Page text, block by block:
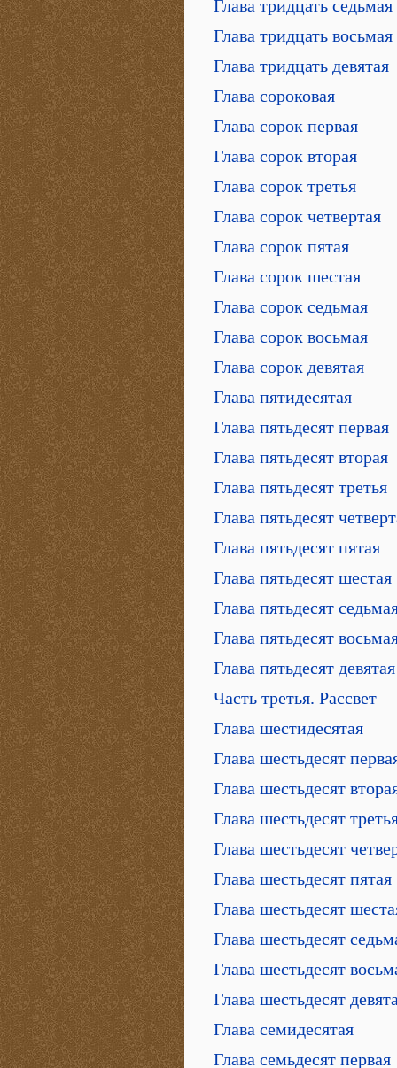
Глава тридцать седьмая
Глава тридцать восьмая
Глава тридцать девятая
Глава сороковая
Глава сорок первая
Глава сорок вторая
Глава сорок третья
Глава сорок четвертая
Глава сорок пятая
Глава сорок шестая
Глава сорок седьмая
Глава сорок восьмая
Глава сорок девятая
Глава пятидесятая
Глава пятьдесят первая
Глава пятьдесят вторая
Глава пятьдесят третья
Глава пятьдесят
Глава пятьдесят пятая
Глава пятьдесят шестая
Глава пятьдесят
Глава пятьдесят
Глава пятьдесят девятая
Часть третья. Рассвет
Глава шестидесятая
Глава шестьдесят
Глава шестьдесят
Глава шестьдесят
Глава шестьдесят
Глава шестьдесят пятая
Глава шестьдесят
Глава шестьдесят
Глава шестьдесят
Глава шестьдесят
Глава семидесятая
Глава семьдесят первая